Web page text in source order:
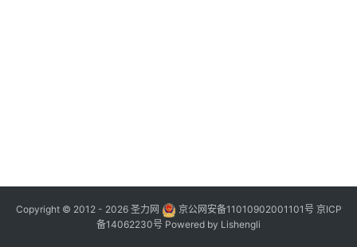
Copyright © 2012 - 2026 圣力网 京公网安备11010902001101号 京ICP
备14062230号 Powered by Lishengli